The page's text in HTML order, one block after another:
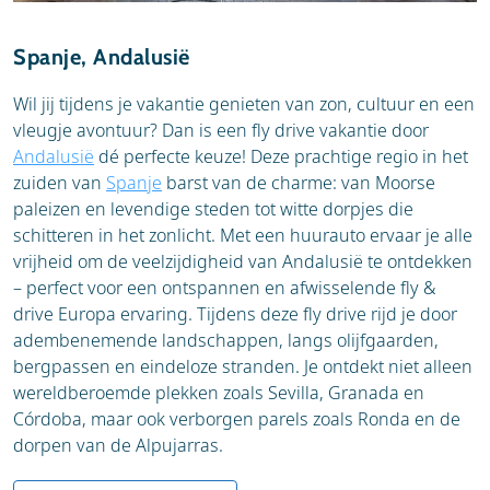
lever je de huurauto in en vlieg je weer terug naar
Mooiste highlights tijdens je fly drive Toscane:
Florence – De bakermat van de Renaissance,
met toppers zoals de Duomo, de Ponte
Vecchio en wereldberoemde musea.
Pisa – Meer dan alleen de Scheve Toren,
ontdek ook de prachtige kathedraal en de
doopkapel op het Piazza dei Miracoli.
Lucca – Authentieke sfeer, historische
stadsmuren en gezellige pleinen waar je
heerlijk kunt fietsen en flaneren.
Siena – Middeleeuwse pracht en de
indrukwekkende schelpvormige Piazza del
Campo, beroemd door de Palio paardenraces.
San Gimignano – Torenstad vol sfeer, perfect
Dag 2: Pisa – Lucca – Florence
Vertrek naar het sfeervolle Lucca en wandel over
de stadsmuren. Daarna door naar Florence.
Highlight: Geniet van Lucca’s charmante straatjes
en ontdek ’s avonds het bruisende Florence.
Dag 3: Florence – cultuurdag
Vandaag verken je Florence op je gemak.
Highlight: De Duomo, Ponte Vecchio en het Uffizi-
museum mogen niet ontbreken.
Dag 4: Florence – Chianti streek – Siena
Spanje, Andalusië
Wil jij tijdens je vakantie genieten van zon, cultuur en een
vleugje avontuur? Dan is een fly drive vakantie door
Andalusië dé perfecte keuze! Deze prachtige regio in het
zuiden van Spanje barst van de charme: van Moorse
paleizen en levendige steden tot witte dorpjes die
schitteren in het zonlicht. Met een huurauto ervaar je alle
vrijheid om de veelzijdigheid van Andalusië te ontdekken
– perfect voor een ontspannen en afwisselende fly &
drive Europa ervaring. Tijdens deze fly drive rijd je door
adembenemende landschappen, langs olijfgaarden,
bergpassen en eindeloze stranden. Je ontdekt niet alleen
wereldberoemde plekken zoals Sevilla, Granada en
Córdoba, maar ook verborgen parels zoals Ronda en de
dorpen van de Alpujarras.